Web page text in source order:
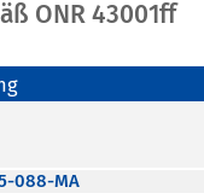
ONR 43001ff
088-MA